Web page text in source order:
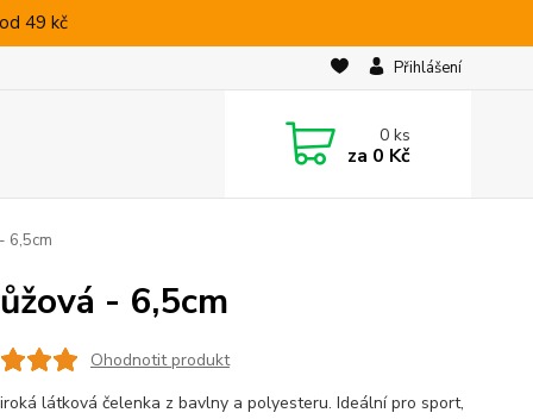
49 kč
Přihlášení
0ks
za 0 Kč
6,5cm
- 6,5cm
Ohodnotit produkt
látková čelenka z bavlny a polyesteru. Ideální pro sport,